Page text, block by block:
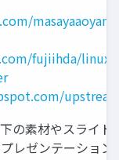
fujiihda/linux-
の素材やスライド
レゼンテーション